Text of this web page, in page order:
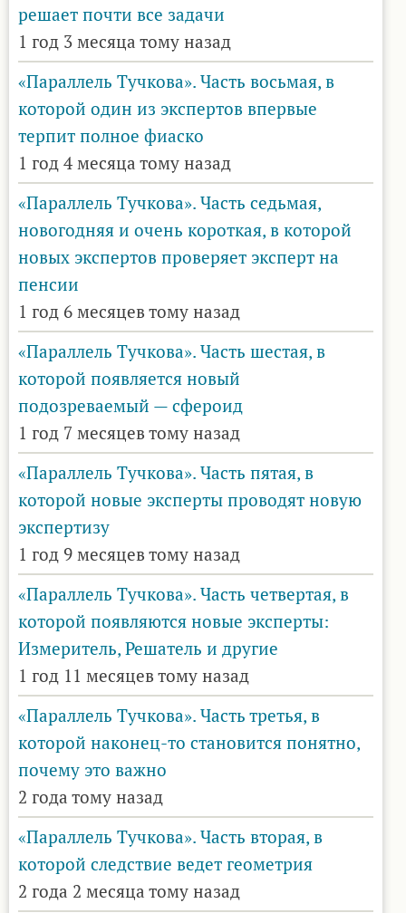
решает почти все задачи
1 год 3 месяца тому назад
«Параллель Тучкова». Часть восьмая, в
которой один из экспертов впервые
терпит полное фиаско
1 год 4 месяца тому назад
«Параллель Тучкова». Часть седьмая,
новогодняя и очень короткая, в которой
новых экспертов проверяет эксперт на
пенсии
1 год 6 месяцев тому назад
«Параллель Тучкова». Часть шестая, в
которой появляется новый
подозреваемый — сфероид
1 год 7 месяцев тому назад
«Параллель Тучкова». Часть пятая, в
которой новые эксперты проводят новую
экспертизу
1 год 9 месяцев тому назад
«Параллель Тучкова». Часть четвертая, в
которой появляются новые эксперты:
Измеритель, Решатель и другие
1 год 11 месяцев тому назад
«Параллель Тучкова». Часть третья, в
которой наконец-то становится понятно,
почему это важно
2 года тому назад
«Параллель Тучкова». Часть вторая, в
которой следствие ведет геометрия
2 года 2 месяца тому назад